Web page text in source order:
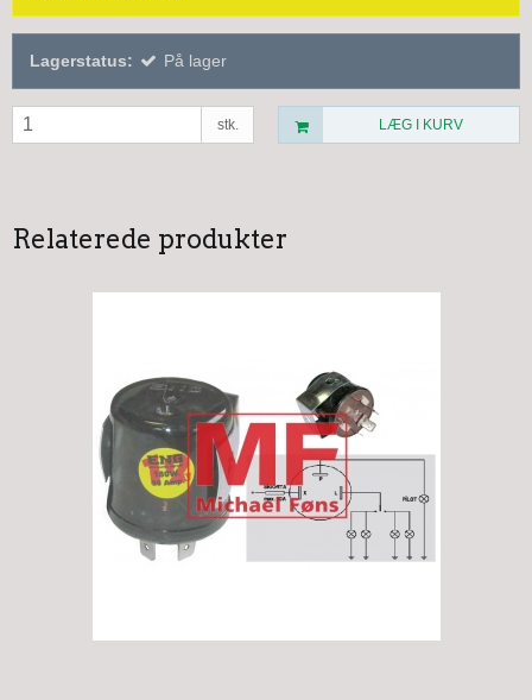
Lagerstatus: På lager
stk. LÆG I KURV
Relaterede produkter